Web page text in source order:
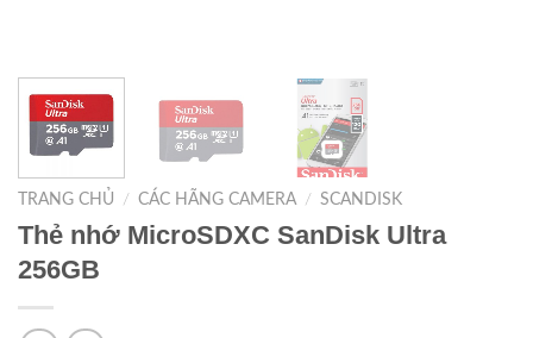
TRANG CHỦ / CÁC HÃNG CAMERA / SCANDISK
Thẻ nhớ MicroSDXC SanDisk Ultra
256GB